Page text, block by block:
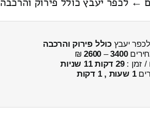
יעבץכולל פירוק והרכבה
3400
–
2600
₪
/ זמן :29 דקות 11 שניות
1 שעות , 1 דקות